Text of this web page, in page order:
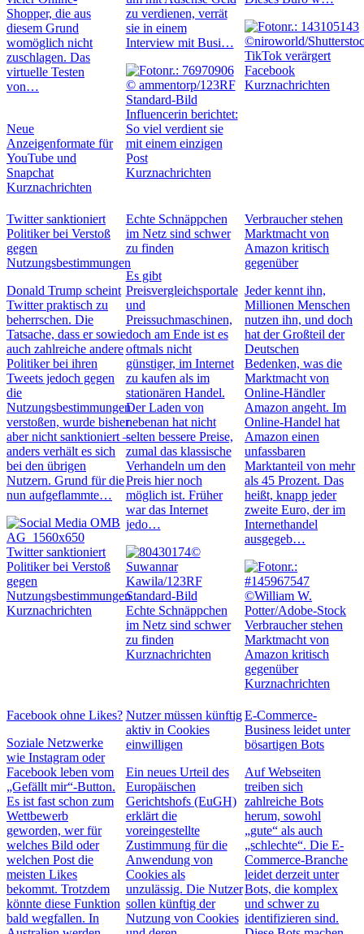
Shopper, die aus
diesem Grund
womöglich nicht
zuschlagen. Das
virtuelle Testen
von…
Neue
Anzeigenformate für
YouTube und
Snapchat
Kurznachrichten
zu verdienen, verrät
sie in einem
Interview mit Busi…
Influencerin berichtet:
So viel verdient sie
mit einem einzigen
Post
Kurznachrichten
TikTok verärgert
Facebook
Kurznachrichten
Twitter sanktioniert
Politiker bei Verstoß
gegen
Nutzungsbestimmungen
Donald Trump scheint
Twitter praktisch zu
beherrschen. Die
Tatsache, dass er sowie
auch zahlreiche andere
Politiker bei ihren
Tweets jedoch gegen
die
Nutzungsbestimmungen
verstoßen, wurde bisher
aber nicht sanktioniert –
anders verhält es sich
bei den übrigen
Nutzern. Grund für die
nun aufgeflammte…
Twitter sanktioniert
Politiker bei Verstoß
gegen
Nutzungsbestimmungen
Kurznachrichten
Echte Schnäppchen
im Netz sind schwer
zu finden
Es gibt
Preisvergleichsportale
und
Preissuchmaschinen,
doch am Ende ist es
oftmals nicht
günstiger, im Internet
zu kaufen als im
stationären Handel.
Der Laden von
nebenan hat nicht
selten bessere Preise,
zumal das klassische
Verhandeln um den
Preis hier noch
möglich ist. Früher
war das Internet
jedo…
Echte Schnäppchen
im Netz sind schwer
zu finden
Kurznachrichten
Verbraucher stehen
Marktmacht von
Amazon kritisch
gegenüber
Jeder kennt ihn,
Millionen Menschen
nutzen ihn, und doch
hat der Großteil der
Deutschen
Bedenken, was die
Marktmacht von
Online-Händler
Amazon angeht. Im
Online-Handel hat
Amazon einen
unfassbaren
Marktanteil von mehr
als 45 Prozent. Das
heißt, knapp jeder
zweite Euro, der im
Internethandel
ausgegeb…
Verbraucher stehen
Marktmacht von
Amazon kritisch
gegenüber
Kurznachrichten
Facebook ohne Likes?
Soziale Netzwerke
wie Instagram oder
Facebook leben vom
„Gefällt mir“-Button.
Es ist fast schon zum
Wettbewerb
geworden, wer für
welches Bild oder
welchen Post die
meisten Likes
bekommt. Trotzdem
könnte diese Funktion
bald wegfallen. In
Nutzer müssen künftig
aktiv in Cookies
einwilligen
Ein neues Urteil des
Europäischen
Gerichtshofs (EuGH)
erklärt die
voreingestellte
Zustimmung für die
Anwendung von
Cookies als
unzulässig. Die Nutzer
sollen künftig der
Nutzung von Cookies
E-Commerce-
Business leidet unter
bösartigen Bots
Auf Webseiten
treiben sich
zahlreiche Bots
herum, sowohl
„gute“ als auch
„schlechte“. Die E-
Commerce-Branche
leidet derzeit unter
Bots, die komplex
und schwer zu
identifizieren sind.